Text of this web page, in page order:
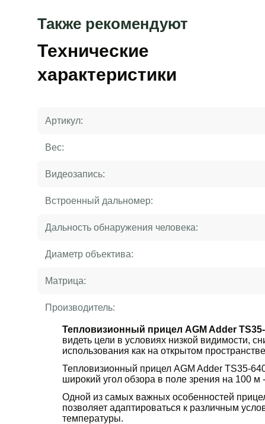
Также рекомендуют
Технические
характеристики
Артикул:
Вес:
Видеозапись:
Встроенный дальномер:
Дальность обнаружения человека:
Диаметр объектива:
Матрица:
Производитель:
Тепловизионный прицел AGM Adder
видеть цели в условиях низкой видимости,
использования как на открытом
Тепловизионный прицел AGM Adder TS35-
широкий угол обзора в поле зрения на 100 м
Одной из самых важных особенностей
позволяет адаптироваться к различным
температуры.